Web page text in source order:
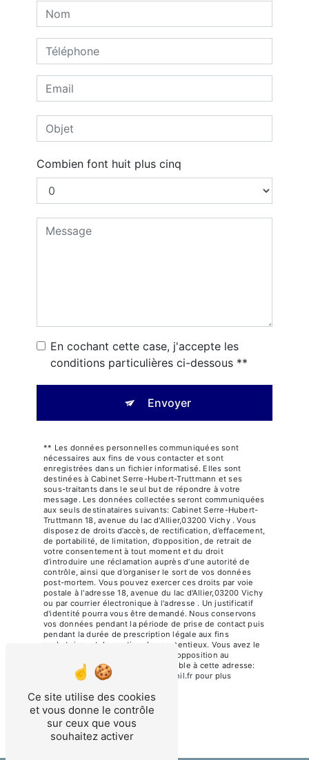
Combien font huit plus cinq
En cochant cette case, j'accepte les
conditions particulières ci-dessous **
Envoyer
** Les données personnelles communiquées sont
nécessaires aux fins de vous contacter et sont
enregistrées dans un fichier informatisé. Elles sont
destinées à Cabinet Serre-Hubert-Truttmann et ses
sous-traitants dans le seul but de répondre à votre
message. Les données collectées seront communiquées
aux seuls destinataires suivants: Cabinet Serre-Hubert-
Truttmann 18, avenue du lac d'Allier,03200 Vichy . Vous
disposez de droits d’accès, de rectification, d’effacement,
de portabilité, de limitation, d’opposition, de retrait de
votre consentement à tout moment et du droit
d’introduire une réclamation auprès d’une autorité de
contrôle, ainsi que d’organiser le sort de vos données
post-mortem. Vous pouvez exercer ces droits par voie
postale à l'adresse 18, avenue du lac d'Allier,03200 Vichy
ou par courrier électronique à l'adresse . Un justificatif
d'identité pourra vous être demandé. Nous conservons
vos données pendant la période de prise de contact puis
pendant la durée de prescription légale aux fins
probatoires et de gestion des contentieux. Vous avez le
droit de vous inscrire sur la liste d'opposition au
démarchage téléphonique, disponible à cette adresse:
Bloctel.gouv.fr. Consultez le site cnil.fr pour plus
Ce site utilise des cookies
et vous donne le contrôle
sur ceux que vous
souhaitez activer